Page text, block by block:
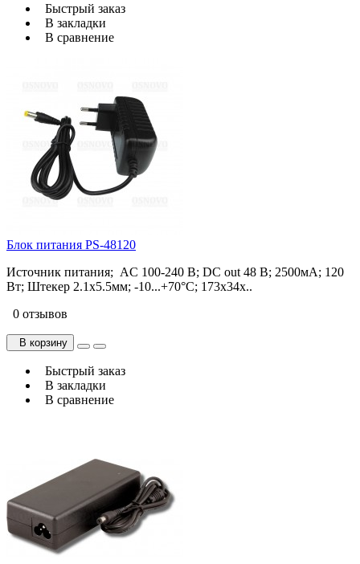
Быстрый заказ
В закладки
В сравнение
Блок питания PS-48120
Источник питания; AC 100-240 В; DC out 48 В; 2500мА; 120
Вт; Штекер 2.1x5.5мм; -10...+70°С; 173x34x..
0 отзывов
В корзину
Быстрый заказ
В закладки
В сравнение